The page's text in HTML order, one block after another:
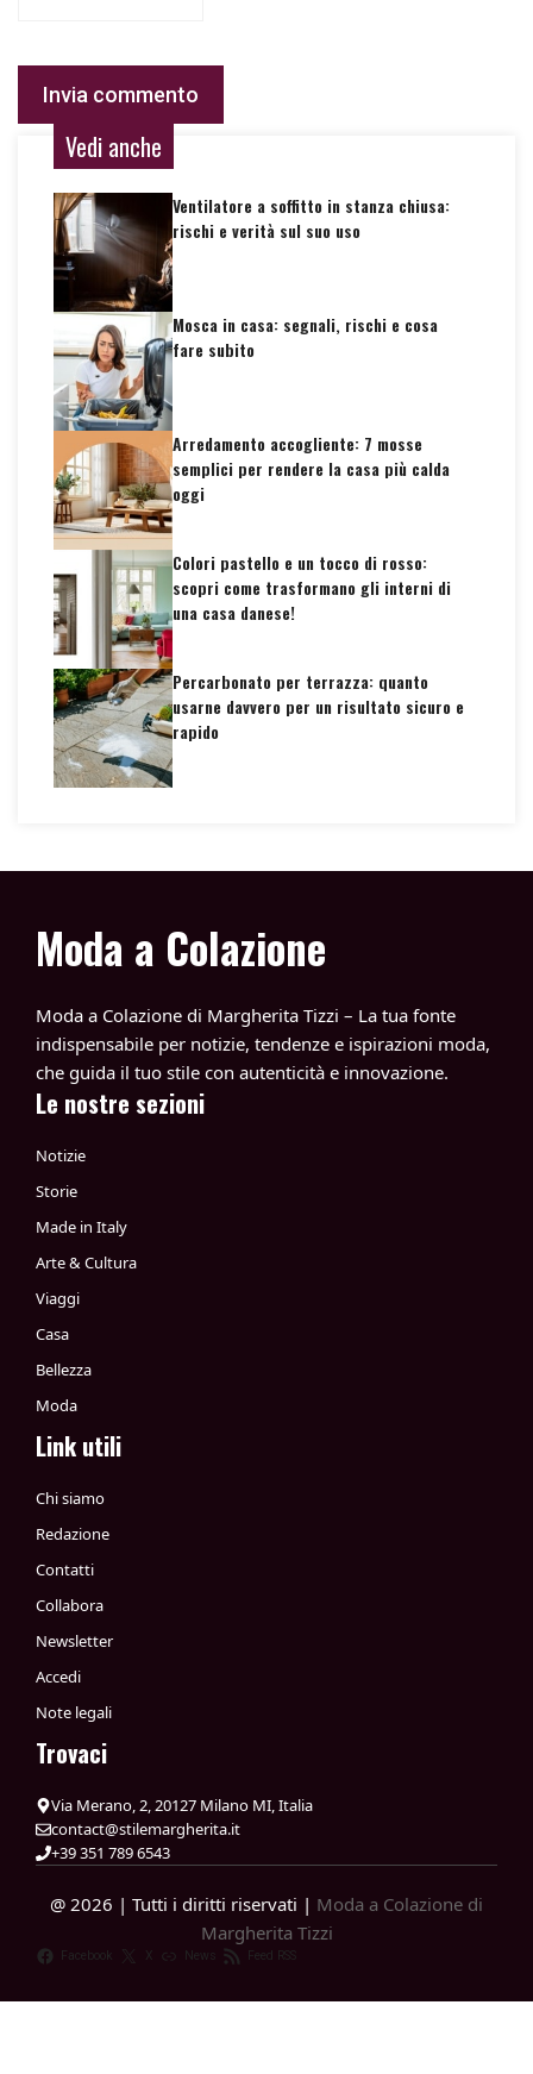
Vedi anche
Ventilatore a soffitto in stanza chiusa:
rischi e verità sul suo uso
Mosca in casa: segnali, rischi e cosa
fare subito
Arredamento accogliente: 7 mosse
semplici per rendere la casa più calda
oggi
Colori pastello e un tocco di rosso:
scopri come trasformano gli interni di
una casa danese!
Percarbonato per terrazza: quanto
usarne davvero per un risultato sicuro e
rapido
Moda a Colazione
Moda a Colazione di Margherita Tizzi – La tua fonte
indispensabile per notizie, tendenze e ispirazioni moda,
che guida il tuo stile con autenticità e innovazione.
Le nostre sezioni
Notizie
Storie
Made in Italy
Arte & Cultura
Viaggi
Casa
Bellezza
Moda
Link utili
Chi siamo
Redazione
Contatti
Collabora
Newsletter
Accedi
Note legali
Trovaci
Via Merano, 2, 20127 Milano MI, Italia
contact@stilemargherita.it
+39 351 789 6543
@ 2026 | Tutti i diritti riservati | Moda a Colazione di
Margherita Tizzi
Facebook X News Feed RSS